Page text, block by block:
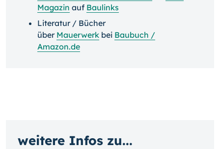
Magazin auf Baulinks
Literatur / Bücher
über Mauerwerk bei Baubuch /
Amazon.de
weitere Infos zu...